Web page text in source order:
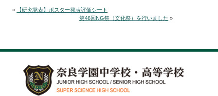
«
【研究発表】ポスター発表評価シート
第46回NG祭（文化祭）を行いました »